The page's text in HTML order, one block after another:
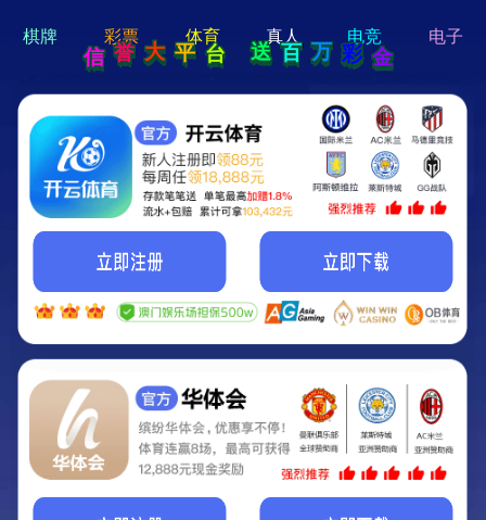
hi 💗
Hey Guys!
我们即将上线啦...